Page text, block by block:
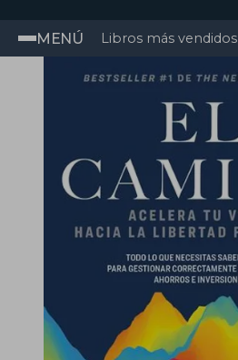
MENÚ Libros más vendidos